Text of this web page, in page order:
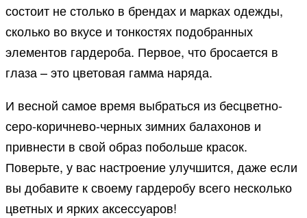
состоит не столько в брендах и марках одежды,
сколько во вкусе и тонкостях подобранных
элементов гардероба. Первое, что бросается в
глаза – это цветовая гамма наряда.
И весной самое время выбраться из бесцветно-
серо-коричнево-черных зимних балахонов и
привнести в свой образ побольше красок.
Поверьте, у вас настроение улучшится, даже если
вы добавите к своему гардеробу всего несколько
цветных и ярких аксессуаров!